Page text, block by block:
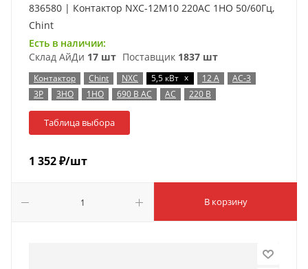
836580 | Контактор NXC-12M10 220AC 1НО 50/60Гц,
Chint
Есть в наличии:
Склад АйДи 17 шт Поставщик 1837 шт
Контактор Chint NXC 5,5 кВт x 12 А
AC-3
3P
3НО 1НО 690 В AC AC 220 В
Таблица выбора
1 352₽/шт
В корзину